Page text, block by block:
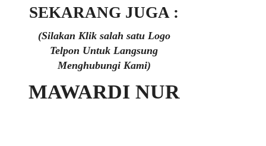
SEKARANG JUGA :
(Silakan Klik salah satu Logo
Telpon Untuk Langsung
Menghubungi Kami)
MAWARDI NUR